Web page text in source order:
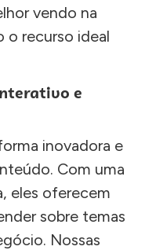
vendo na
o recurso ideal
e
inovadora e
Com uma
eles oferecem
sobre temas
Nossas